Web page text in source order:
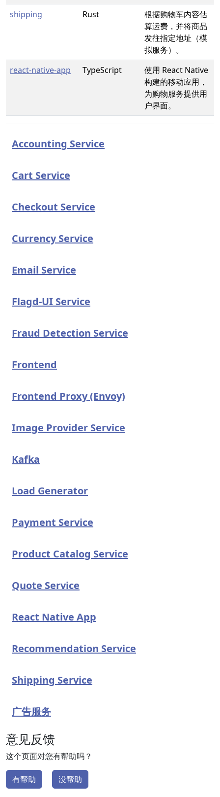
shipping
Rust
根据购物车内容估
算运费，并将商品
发往指定地址（模
拟服务）。
react-native-app
TypeScript
使用 React Native
构建的移动应用，
为购物服务提供用
户界面。
Accounting Service
Cart Service
Checkout Service
Currency Service
Email Service
Flagd-UI Service
Fraud Detection Service
Frontend
Frontend Proxy (Envoy)
Image Provider Service
Kafka
Load Generator
Payment Service
Product Catalog Service
Quote Service
React Native App
Recommendation Service
Shipping Service
广告服务
意见反馈
这个页面对您有帮助吗？
有帮助 没帮助